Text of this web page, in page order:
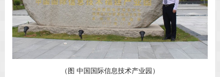
（图 中国国际信息技术产业园）